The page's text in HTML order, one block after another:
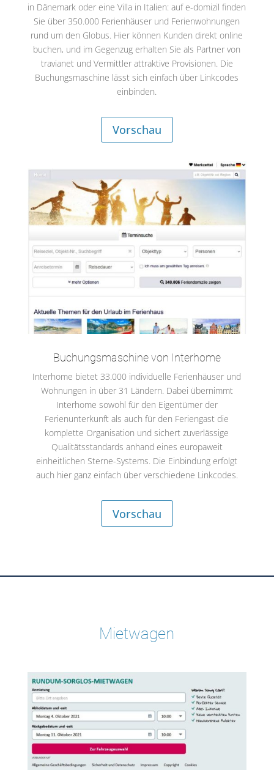
in Dänemark oder eine Villa in Italien: auf e-domizil finden
Sie über 350.000 Ferienhäuser und Ferienwohnungen
rund um den Globus. Hier können Kunden direkt online
buchen, und im Gegenzug erhalten Sie als Partner von
travianet und Vermittler attraktive Provisionen. Die
Buchungsmaschine lässt sich einfach über Linkcodes
einbinden.
Vorschau
Buchungsmaschine von Interhome
Interhome bietet 33.000 individuelle Ferienhäuser und
Wohnungen in über 31 Ländern. Dabei übernimmt
Interhome sowohl für den Eigentümer der
Ferienunterkunft als auch für den Feriengast die
komplette Organisation und sichert zuverlässige
Qualitätsstandards anhand eines europaweit
einheitlichen Sterne-Systems. Die Einbindung erfolgt
auch hier ganz einfach über verschiedene Linkcodes.
Vorschau
Mietwagen